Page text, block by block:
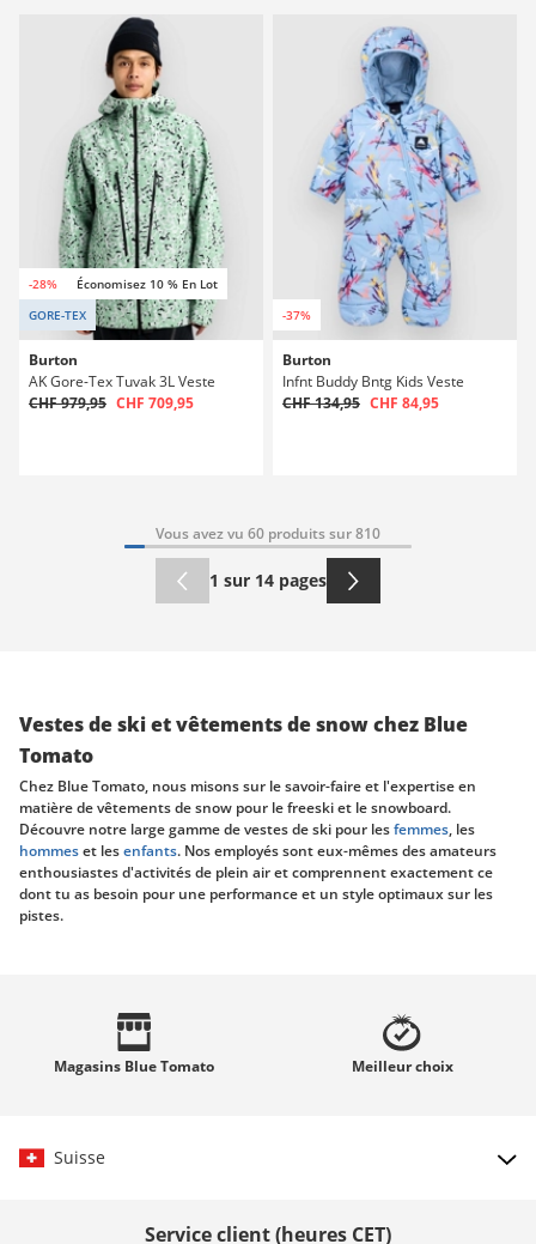
-28%
Économisez 10 % En Lot
GORE-TEX
Burton
AK Gore-Tex Tuvak 3L Veste
CHF 979,95 CHF 709,95
-37%
Burton
Infnt Buddy Bntg Kids Veste
CHF 134,95 CHF 84,95
Vous avez vu 60 produits sur 810
1 sur 14 pages
Vestes de ski et vêtements de snow chez Blue
Tomato
Chez Blue Tomato, nous misons sur le savoir-faire et l'expertise en
matière de vêtements de snow pour le freeski et le snowboard.
Découvre notre large gamme de vestes de ski pour lesfemmes, les
hommeset lesenfants. Nos employés sont eux-mêmes des amateurs
enthousiastes d'activités de plein air et comprennent exactement ce
dont tu as besoin pour une performance et un style optimaux sur les
pistes.
Il est important pour nous que tu trouves la veste idéale pour tes
aventures hivernales, peu importe où tu vas - qu'il s'agisse de carving
sur les pistes, de sessions dans le snowpark ou de randonnées dans la
d'une nouvelle veste ici et dans notre
d'extérieur
La veste de ski idéale pour tes besoins
Magasins Blue Tomato Meilleurchoix
Suisse
Service client (heures CET)